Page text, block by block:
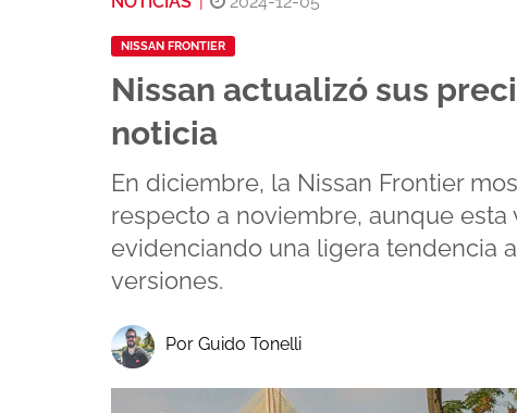
NISSAN FRONTIER
Nissan actualizó sus
noticia
En diciembre, la Nissan Frontier
respecto a noviembre, aunque
evidenciando una ligera tendencia
versiones.
Por Guido Tonelli